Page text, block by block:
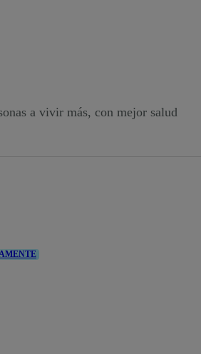
a vivir más, con mejor salud